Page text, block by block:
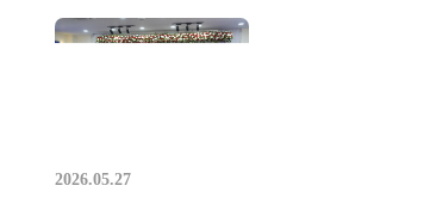
2026.05.27